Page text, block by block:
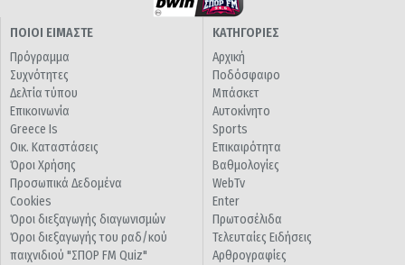
ΠΟΙΟΙ ΕΙΜΑΣΤΕ
Πρόγραμμα
Συχνότητες
Δελτία τύπου
Επικοινωνία
Greece Is
Οικ. Καταστάσεις
Όροι Χρήσης
Προσωπικά Δεδομένα
Cookies
Όροι διεξαγωγής διαγωνισμών
Όροι διεξαγωγής του ραδ/κού
παιχνιδιού "ΣΠΟΡ FM Quiz"
ΚΑΤΗΓΟΡΙΕΣ
Αρχική
Ποδόσφαιρο
Μπάσκετ
Αυτοκίνητο
Sports
Επικαιρότητα
Βαθμολογίες
WebTv
Enter
Πρωτοσέλιδα
Τελευταίες Ειδήσεις
Αρθρογραφίες